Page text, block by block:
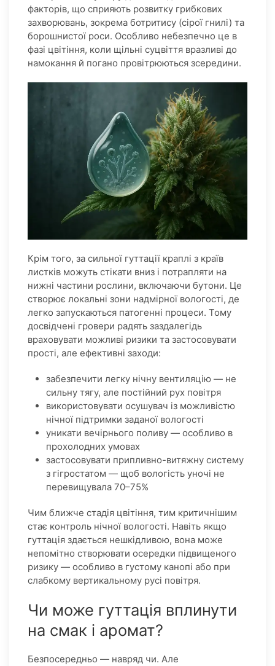
факторів, що сприяють розвитку грибкових
захворювань, зокрема ботритису (сірої гнилі) та
борошнистої роси. Особливо небезпечно це в
фазі цвітіння, коли щільні суцвіття вразливі до
намокання й погано провітрюються зсередини.
Крім того, за сильної гуттації краплі з країв
листків можуть стікати вниз і потрапляти на
нижні частини рослини, включаючи бутони. Це
створює локальні зони надмірної вологості, де
легко запускаються патогенні процеси. Тому
досвідчені гровери радять заздалегідь
враховувати можливі ризики та застосовувати
прості, але ефективні заходи:
забезпечити легку нічну вентиляцію — не
сильну тягу, але постійний рух повітря
використовувати осушувач із можливістю
нічної підтримки заданої вологості
уникати вечірнього поливу — особливо в
прохолодних умовах
застосовувати припливно-витяжну систему
з гігростатом — щоб вологість уночі не
перевищувала 70–75%
Чим ближче стадія цвітіння, тим критичнішим
стає контроль нічної вологості. Навіть якщо
гуттація здається нешкідливою, вона може
непомітно створювати осередки підвищеного
ризику — особливо в густому канопі або при
слабкому вертикальному русі повітря.
Чи може гуттація вплинути
на смак і аромат?
Безпосередньо — навряд чи. Але